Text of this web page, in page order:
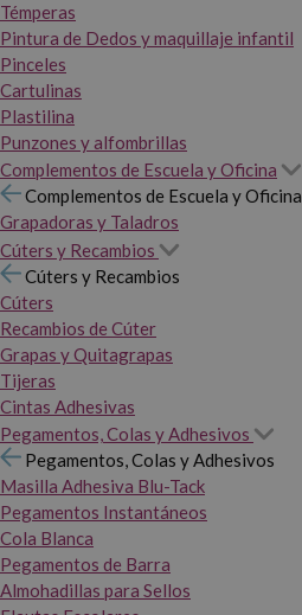
Témperas
Pintura de Dedos y maquillaje infantil
Pinceles
Cartulinas
Plastilina
Punzones y alfombrillas
Complementos de Escuela y Oficina
Complementos de Escuela y Oficina
Grapadoras y Taladros
Cúters y Recambios
Cúters y Recambios
Cúters
Recambios de Cúter
Grapas y Quitagrapas
Tijeras
Cintas Adhesivas
Pegamentos, Colas y Adhesivos
Pegamentos, Colas y Adhesivos
Masilla Adhesiva Blu-Tack
Pegamentos Instantáneos
Cola Blanca
Pegamentos de Barra
Almohadillas para Sellos